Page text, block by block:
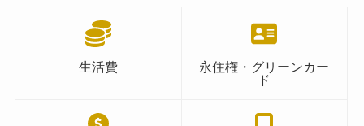
生活費
永住権・グリーンカー
ド